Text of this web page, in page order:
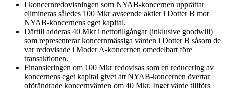
I koncernredovisningen som NYAB-koncernen upprättar
elimineras således 100 Mkr avseende aktier i Dotter B mot
NYAB-koncernens eget kapital.
Därtill adderas 40 Mkr i nettotillgångar (inklusive goodwill)
som representerar koncernmässiga värden i Dotter B såsom de
var redovisade i Moder A-koncernen omedelbart före
transaktionen.
Finansieringen om 100 Mkr redovisas som en reducering av
koncernens eget kapital givet att NYAB-koncernen övertar
oförändrade koncernvärden om 40 Mkr. Inget värde tillförs